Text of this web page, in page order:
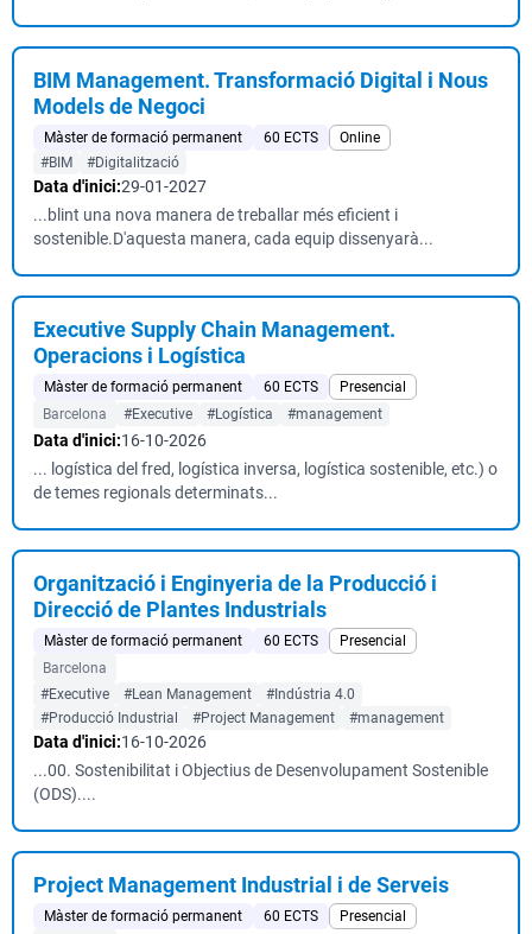
BIM Management. Transformació Digital i Nous
Models de Negoci
Màster de formació permanent 60 ECTS
Online
#BIM
#Digitalització
Data d'inici:29-01-2027
...blint una nova manera de treballar més eficient i
sostenible.D'aquesta manera, cada equip dissenyarà...
Executive Supply Chain Management.
Operacions i Logística
Màster de formació permanent 60 ECTS
Presencial
Barcelona
#Executive #Logística #management
Data d'inici:16-10-2026
... logística del fred, logística inversa, logística sostenible, etc.) o
de temes regionals determinats...
Organització i Enginyeria de la Producció i
Direcció de Plantes Industrials
Màster de formació permanent 60 ECTS
Presencial
Barcelona
#Executive
#Lean Management
#Indústria 4.0
#Producció Industrial
#Project Management #management
Data d'inici:16-10-2026
...00. Sostenibilitat i Objectius de Desenvolupament Sostenible
(ODS)....
Project Management Industrial i de Serveis
Màster de formació permanent 60 ECTS
Presencial